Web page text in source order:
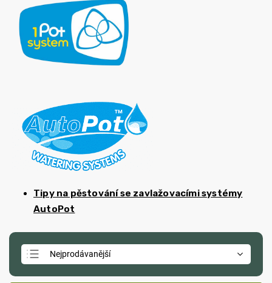
Tipy na pěstování se zavlažovacími systémy
AutoPot
Nejprodávanější